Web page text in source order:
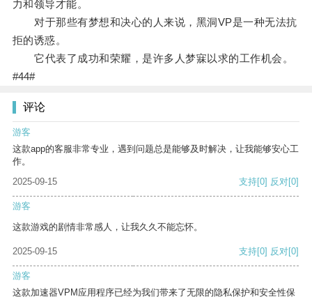
力和领导才能。
对于那些有梦想和决心的人来说，黑洞VP是一种无法抗
拒的诱惑。
它代表了成功和荣耀，是许多人梦寐以求的工作机会。
#44#
评论
游客
这款app的客服非常专业，遇到问题总是能够及时解决，让我能够安心工
作。
2025-09-15
支持[0] 反对[0]
游客
这款游戏的剧情非常感人，让我久久不能忘怀。
2025-09-15 支持[0] 反对[0]
游客
这款加速器VPM应用程序已经为我们带来了无限的隐私保护和安全性保